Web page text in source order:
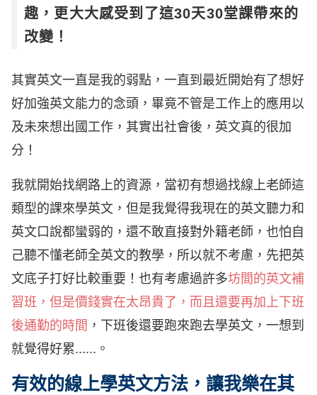
趣，更大大感受到了這30天30堂課帶來的
改變！
其實英文一直是我的弱點，一直到最近開始有了想好
好加強英文能力的念頭，畢竟不管是工作上的應用以
及未來想出國工作，其實出社會後，英文真的很加
分！
我就開始找網路上的資源，當初有想過找線上老師這
類型的課來學英文，但是我覺得我現在的英文聽力和
英文口說都蠻弱的，還不敢直接對外籍老師，也怕自
己聽不懂老師全英文的教學，所以就不考慮，先把英
文底子打好比較重要！也有考慮過許多坊間的英文補
習班，但是價錢實在太昂貴了，而且還要再加上下班
後通勤的時間 ，下班後還要跑來跑去學英文，一想到
就覺得好累......。
有效的線上學英文方法，讓我樂在其